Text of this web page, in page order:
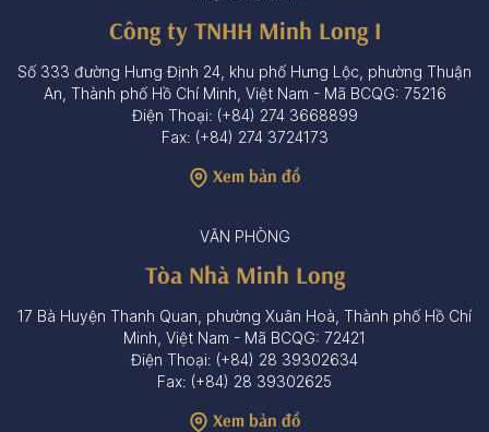
Công ty TNHH Minh Long I
Số 333 đường Hưng Định 24, khu phố Hưng Lộc, phường Thuận
An, Thành phố Hồ Chí Minh, Việt Nam - Mã BCQG: 75216
Điện Thoại: (+84) 274 3668899
Fax: (+84) 274 3724173
Xem bản đồ
VĂN PHÒNG
Tòa Nhà Minh Long
17 Bà Huyện Thanh Quan, phường Xuân Hoà, Thành phố Hồ Chí
Minh, Việt Nam - Mã BCQG: 72421
Điện Thoại: (+84) 28 39302634
Fax: (+84) 28 39302625
Xem bản đồ